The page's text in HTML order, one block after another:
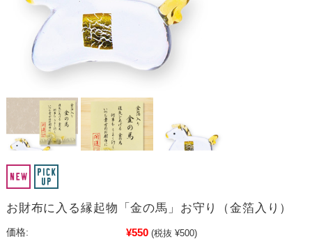
お財布に入る縁起物「金の馬」お守り（金箔入り）
価格: ¥550 (税抜 ¥500)